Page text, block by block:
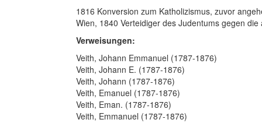
1816 Konversion zum Katholizismus, zuvor
Wien, 1840 Verteidiger des Judentums gegen
Verweisungen:
Veith, Johann Emmanuel (1787-1876)
Veith, Johann E. (1787-1876)
Veith, Johann (1787-1876)
Veith, Emanuel (1787-1876)
Veith, Eman. (1787-1876)
Veith, Emmanuel (1787-1876)